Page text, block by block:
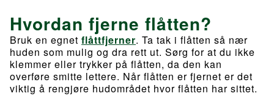
Hvordan fjerne flåtten?
Bruk en egnetflåttfjerner. Ta tak i flåtten så nær
huden som mulig og dra rett ut. Sørg for at du ikke
klemmer eller trykker på flåtten, da den kan
overføre smitte lettere. Når flåtten er fjernet er det
viktig å rengjøre hudområdet hvor flåtten har sittet.